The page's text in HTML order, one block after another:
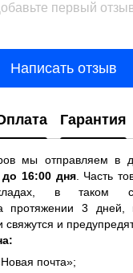
первый
Написать отзыв
Гарантия
мы отправляем в
16:00 дня. Часть
в таком
протяжении 3
свяжутся и
почта»;